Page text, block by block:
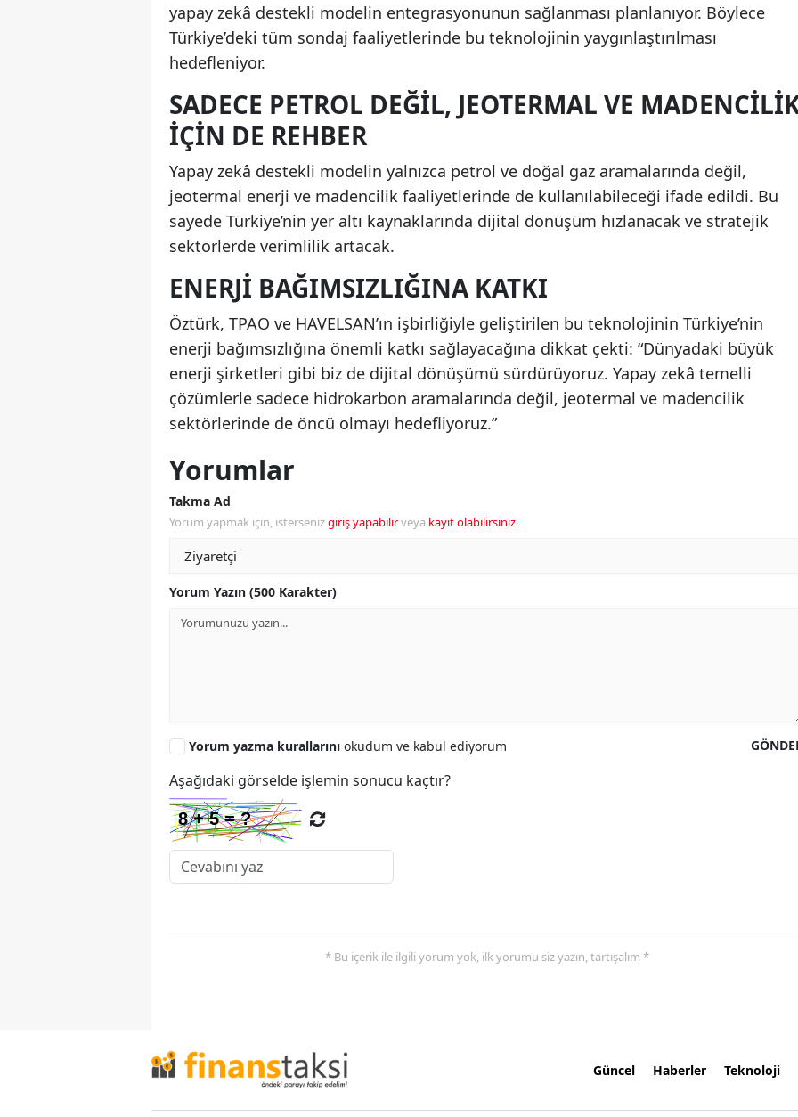
yapay zekâ destekli modelin entegrasyonunun sağlanması planlanıyor. Böylece
Türkiye’deki tüm sondaj faaliyetlerinde bu teknolojinin yaygınlaştırılması
hedefleniyor.
SADECE PETROL DEĞIL, JEOTERMAL VE
İÇIN DE REHBER
Yapay zekâ destekli modelin yalnızca petrol ve doğal gaz aramalarında değil,
jeotermal enerji ve madencilik faaliyetlerinde de kullanılabileceği ifade edildi. Bu
sayede Türkiye’nin yer altı kaynaklarında dijital dönüşüm hızlanacak ve stratejik
sektörlerde verimlilik artacak.
ENERJI BAĞIMSIZLIĞINA KATKI
Öztürk, TPAO ve HAVELSAN’ın işbirliğiyle geliştirilen bu teknolojinin Türkiye’nin
enerji bağımsızlığına önemli katkı sağlayacağına dikkat çekti: “Dünyadaki büyük
enerji şirketleri gibi biz de dijital dönüşümü sürdürüyoruz. Yapay zekâ temelli
çözümlerle sadece hidrokarbon aramalarında değil, jeotermal ve madencilik
sektörlerinde de öncü olmayı hedefliyoruz.”
Yorumlar
Takma Ad
Yorum yapmak için, istersenizgiriş yapabilirveya kayıt olabilirsiniz.
Yorum Yazın (500 Karakter)
Yorum yazma kurallarını okudum ve kabul ediyorum
Aşağıdaki görselde işlemin sonucu kaçtır?
* Bu içerik ile ilgili yorum yok, ilk yorumu siz yazın, tartışalım *
Güncel Haberler Teknoloji